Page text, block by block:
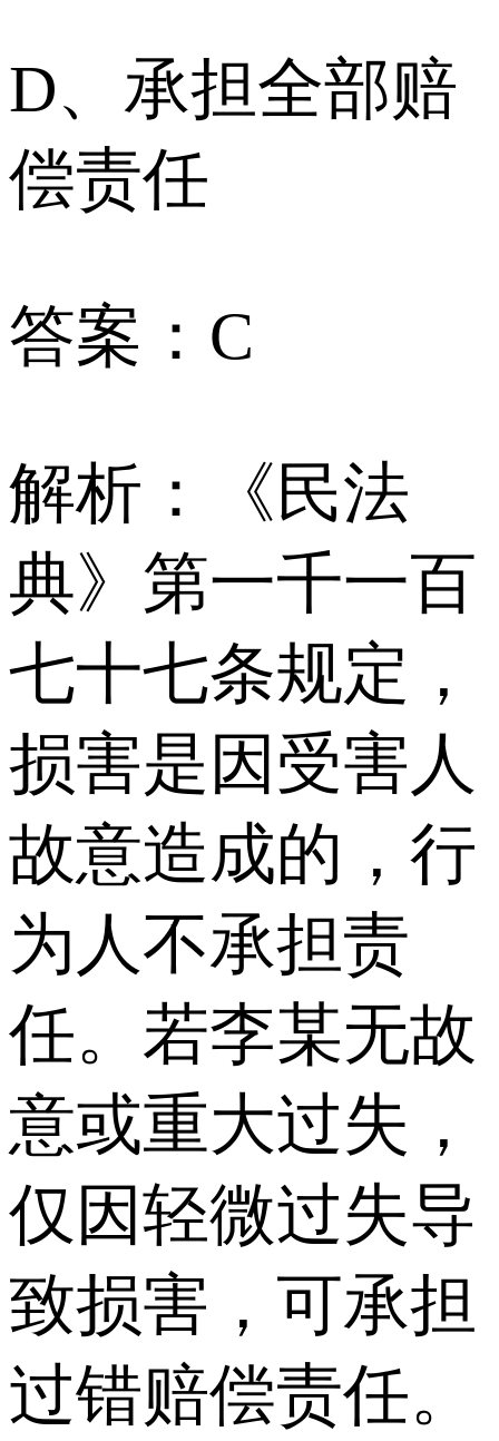
D、承担全部赔
偿责任
答案：C
解析：《民法
典》第一千一百
七十七条规定，
损害是因受害人
故意造成的，行
为人不承担责
任。若李某无故
意或重大过失，
仅因轻微过失导
致损害，可承担
过错赔偿责任。